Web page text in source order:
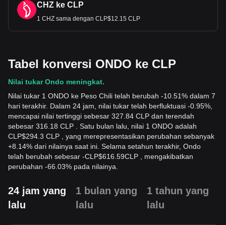
CHZ ke CLP
1 CHZ sama dengan CLP$12.15 CLP
Tabel konversi ONDO ke CLP
Nilai tukar Ondo meningkat.
Nilai tukar 1 ONDO ke Peso Chili telah berubah -10.51% dalam 7
hari terakhir. Dalam 24 jam, nilai tukar telah berfluktuasi -0.95%,
mencapai nilai tertinggi sebesar 327.84 CLP dan terendah
sebesar 316.18 CLP . Satu bulan lalu, nilai 1 ONDO adalah
CLP$294.3 CLP , yang merepresentasikan perubahan sebanyak
+8.14% dari nilainya saat ini. Selama setahun terakhir, Ondo
telah berubah sebesar -CLP$616.59CLP , mengakibatkan
perubahan -66.03% pada nilainya.
24 jam yang
lalu
1 bulan yang
lalu
1 tahun yang
lalu